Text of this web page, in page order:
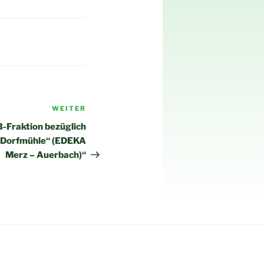
Beitrag
WEITER
Fraktion bezüglich
(EDEKA
Merz – Auerbach)“